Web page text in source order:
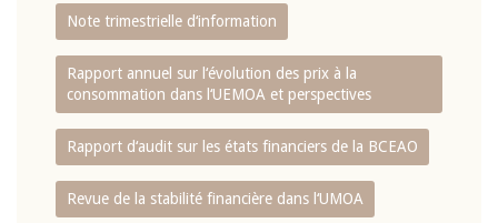
Note trimestrielle d‘information
Rapport annuel sur l‘évolution des prix à la
consommation dans l‘UEMOA et perspectives
Rapport d‘audit sur les états financiers de la BCEAO
Revue de la stabilité financière dans l‘UMOA